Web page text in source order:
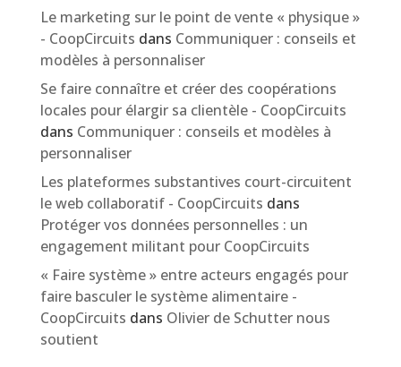
Le marketing sur le point de vente « physique »
- CoopCircuits dans Communiquer : conseils et
modèles à personnaliser
Se faire connaître et créer des coopérations
locales pour élargir sa clientèle - CoopCircuits
dans Communiquer : conseils et modèles à
personnaliser
Les plateformes substantives court-circuitent
le web collaboratif - CoopCircuits dans
Protéger vos données personnelles : un
engagement militant pour CoopCircuits
« Faire système » entre acteurs engagés pour
faire basculer le système alimentaire -
CoopCircuits dans Olivier de Schutter nous
soutient